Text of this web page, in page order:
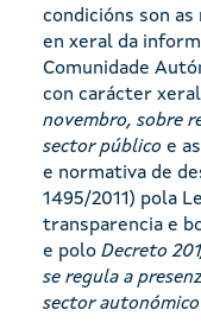
condicións son
en xeral da
Comunidade
con carácter
novembro, sobre
sector público e
e normativa de
1495/2011) pola
transparencia e
e polo Decreto
se regula a
sector